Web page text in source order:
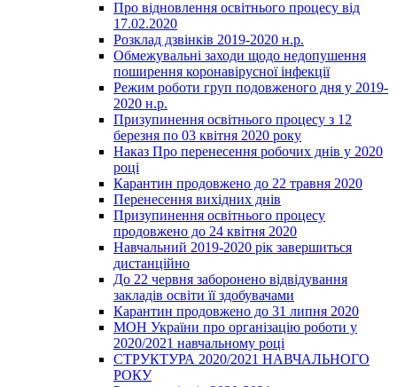
Про відновлення освітнього процесу від
17.02.2020
Розклад дзвінків 2019-2020 н.р.
Обмежувальні заходи щодо недопушення
поширення коронавірусної інфекції
Режим роботи груп подовженого дня у 2019-
2020 н.р.
Призупинення освітнього процесу з 12
березня по 03 квітня 2020 року
Наказ Про перенесення робочих днів у 2020
році
Карантин продовжено до 22 травня 2020
Перенесення вихідних днів
Призупинення освітнього процесу
продовжено до 24 квітня 2020
Навчальний 2019-2020 рік завершиться
дистанційно
До 22 червня заборонено відвідування
закладів освіти її здобувачами
Карантин продовжено до 31 липня 2020
МОН України про організацію роботи у
2020/2021 навчальному році
СТРУКТУРА 2020/2021 НАВЧАЛЬНОГО
РОКУ